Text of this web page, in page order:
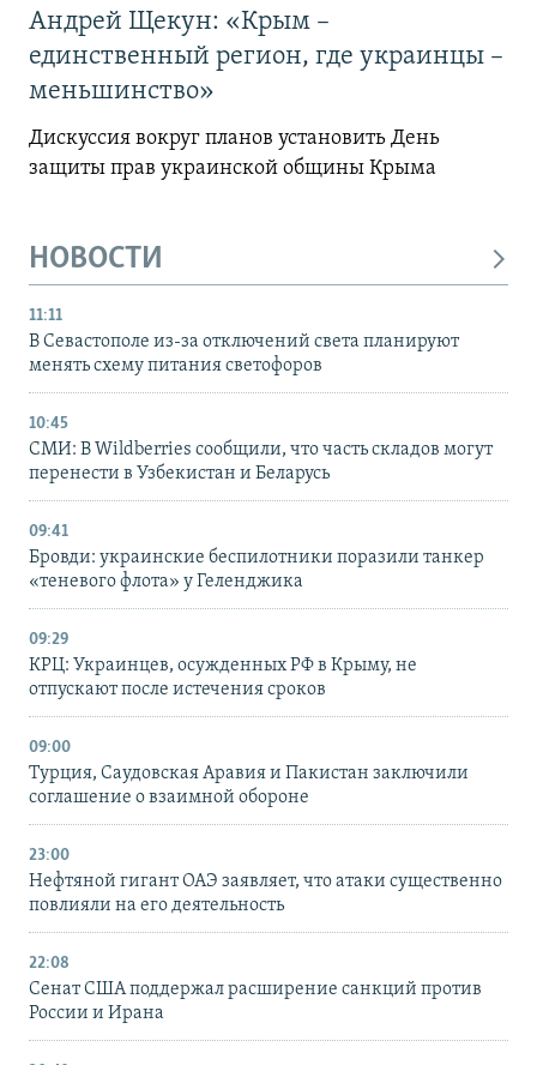
Андрей Щекун: «Крым –
единственный регион, где украинцы –
меньшинство»
Дискуссия вокруг планов установить День
защиты прав украинской общины Крыма
НОВОСТИ
11:11
В Севастополе из-за отключений света планируют
менять схему питания светофоров
10:45
СМИ: В Wildberries сообщили, что часть складов могут
перенести в Узбекистан и Беларусь
09:41
Бровди: украинские беспилотники поразили танкер
«теневого флота» у Геленджика
09:29
КРЦ: Украинцев, осужденных РФ в Крыму, не
отпускают после истечения сроков
09:00
Турция, Саудовская Аравия и Пакистан заключили
соглашение о взаимной обороне
23:00
Нефтяной гигант ОАЭ заявляет, что атаки существенно
повлияли на его деятельность
22:08
Сенат США поддержал расширение санкций против
России и Ирана